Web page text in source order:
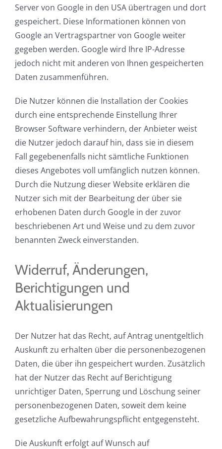
Server von Google in den USA übertragen und dort
gespeichert. Diese Informationen können von
Google an Vertragspartner von Google weiter
gegeben werden. Google wird Ihre IP-Adresse
jedoch nicht mit anderen von Ihnen gespeicherten
Daten zusammenführen.
Die Nutzer können die Installation der Cookies
durch eine entsprechende Einstellung Ihrer
Browser Software verhindern, der Anbieter weist
die Nutzer jedoch darauf hin, dass sie in diesem
Fall gegebenenfalls nicht sämtliche Funktionen
dieses Angebotes voll umfänglich nutzen können.
Durch die Nutzung dieser Website erklären die
Nutzer sich mit der Bearbeitung der über sie
erhobenen Daten durch Google in der zuvor
beschriebenen Art und Weise und zu dem zuvor
benannten Zweck einverstanden.
Widerruf, Änderungen,
Berichtigungen und
Aktualisierungen
Der Nutzer hat das Recht, auf Antrag unentgeltlich
Auskunft zu erhalten über die personenbezogenen
Daten, die über ihn gespeichert wurden. Zusätzlich
hat der Nutzer das Recht auf Berichtigung
unrichtiger Daten, Sperrung und Löschung seiner
personenbezogenen Daten, soweit dem keine
gesetzliche Aufbewahrungspflicht entgegensteht.
Die Auskunft erfolgt auf Wunsch auf